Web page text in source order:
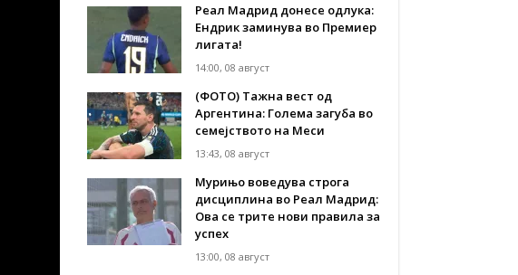
Реал Мадрид донесе одлука:
Eндрик заминува во Премиер
лигата!
14:00, 08 август
(ФОТО) Тажна вест од
Аргентина: Голема загуба во
семејството на Меси
13:43, 08 август
Мурињо воведува строга
дисциплина во Реал Мадрид:
Ова се трите нови правила за
успех
13:00, 08 август